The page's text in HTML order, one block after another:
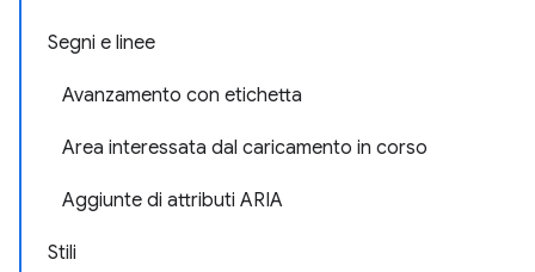
Segni e linee
Avanzamento con etichetta
Area interessata dal caricamento in corso
Aggiunte di attributi ARIA
Stili